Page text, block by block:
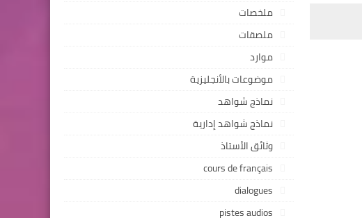
ملخصات
ملصقات
موارد
موضوعات بالأنجليزية
نماذج شواهد
نماذج شواهد إدارية
وثائق الأستاذ
cours de français
dialogues
pistes audios